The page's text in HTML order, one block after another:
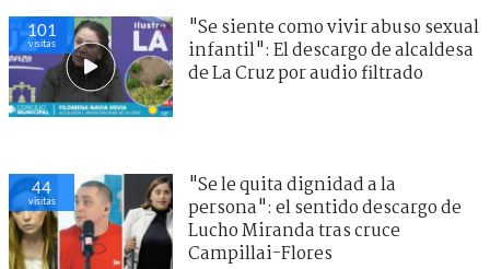
101
visitas
"Se siente como vivir abuso sexual
infantil": El descargo de alcaldesa
de La Cruz por audio filtrado
44
visitas
"Se le quita dignidad a la
persona": el sentido descargo de
Lucho Miranda tras cruce
Campillai-Flores